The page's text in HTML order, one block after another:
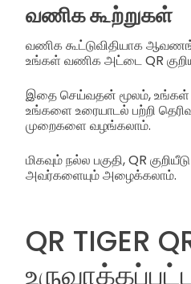
வணிக கூற்றுகள்
வணிக கூட்டுவிதியாக
உங்கள் வணிக அட்டை QR
இதை செய்வதன் மூலம், உங்கள்
உங்களை உரையாடல் பற்றி
முறைகளை வழங்கலாம்.
மிகவும் நல்ல பகுதி, QR
அவர்களையும் அழைக்கலாம்.
QR TIGER